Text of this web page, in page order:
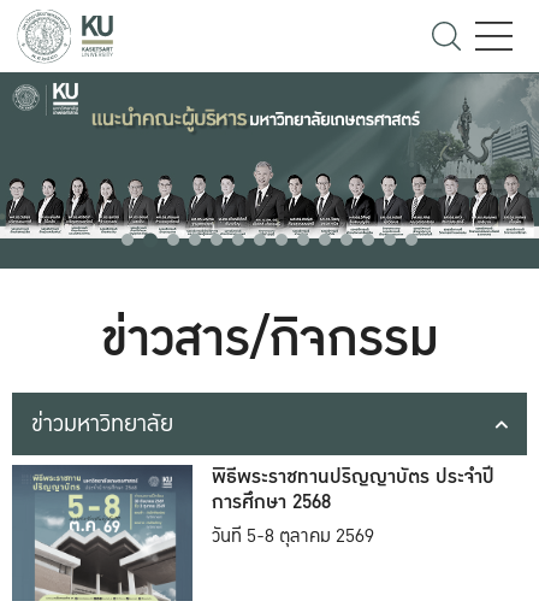
ข่าวสาร/กิจกรรม
ข่าวมหาวิทยาลัย
พิธีพระราชทานปริญญาบัตร ประจำปี
การศึกษา 2568
วันที่ 5-8 ตุลาคม 2569